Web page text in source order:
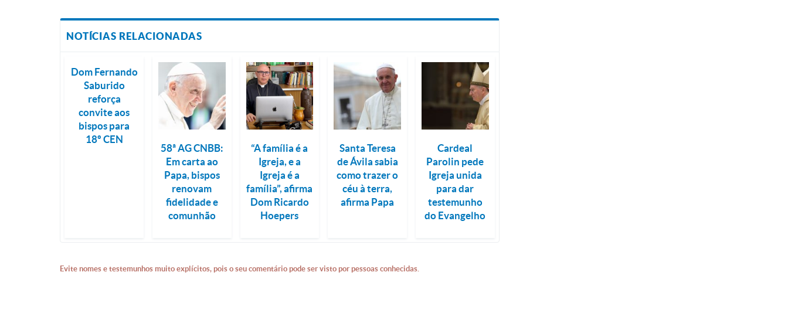
NOTÍCIAS RELACIONADAS
Dom Fernando
Saburido
reforça
convite aos
bispos para
18º CEN
58ª AG CNBB:
Em carta ao
Papa, bispos
renovam
fidelidade e
comunhão
“A família é a
Igreja, e a
Igreja é a
família”, afirma
Dom Ricardo
Hoepers
Santa Teresa
de Ávila sabia
como trazer o
céu à terra,
afirma Papa
Cardeal
Parolin pede
Igreja unida
para dar
testemunho
do Evangelho
Evite nomes e testemunhos muito explícitos, pois o seu comentário pode ser visto por pessoas conhecidas.